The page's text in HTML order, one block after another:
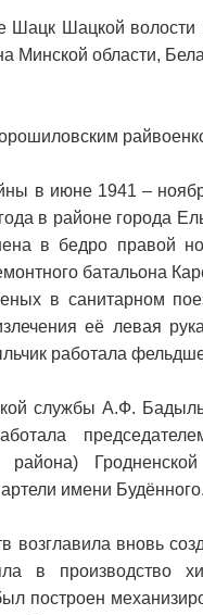
Шацк Шацкой волости
Минской области,
в июне 1941 –
в районе города
в бедро правой
батальона
в санитарном
её левая
работала
службы А.Ф.
района)
имени Будённого.
возглавила вновь
в производство
построен